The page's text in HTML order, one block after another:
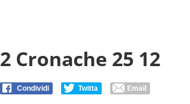
2 Cronache 25 12
Condividi Twitta Email